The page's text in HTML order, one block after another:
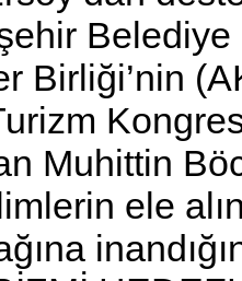
Birliği’nin
Muhittin
ele